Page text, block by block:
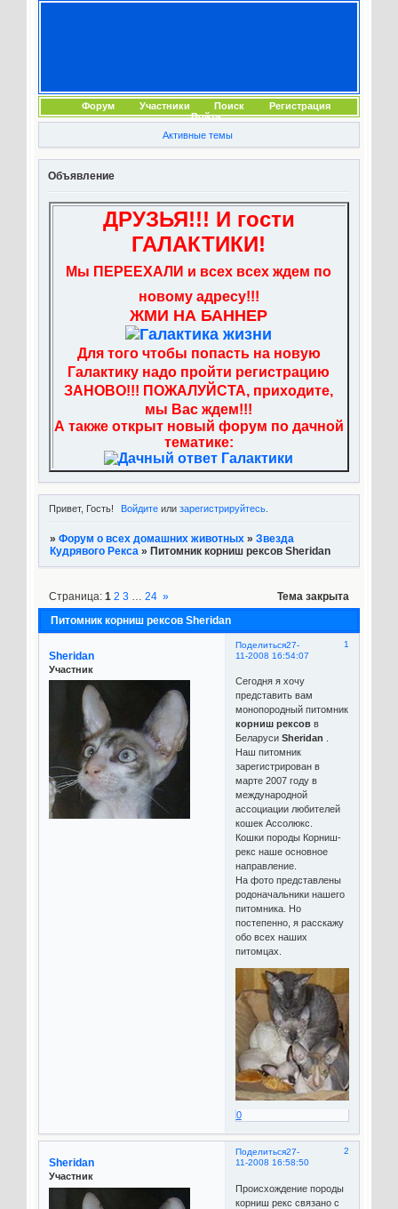
Форум Участники Поиск
Регистрация
Войти
Активные темы
Объявление
ДРУЗЬЯ!!! И гости
ГАЛАКТИКИ!
Мы ПЕРЕЕХАЛИ и всех всех ждем по
новому адресу!!!
ЖМИ НА БАННЕР
Для того чтобы попасть на новую
Галактику надо пройти регистрацию
ЗАНОВО!!! ПОЖАЛУЙСТА, приходите,
мы Вас ждем!!!
А также открыт новый форум по дачной
тематике:
Привет, Гость! Войдите илизарегистрируйтесь
» Форум о всех домашних животных » Звезда
Кудрявого Рекса » Питомник корниш рексов Sheridan
Питомник корниш рексов Sheridan
Страница: 1 2 3 … 24 » Тема закрыта
Поделиться 1
27-
11-2008 16:54:07
Sheridan
Участник
Сегодня я хочу
представить вам
монопородный питомник
корниш рексовв
Беларуси Sheridan
Наш питомник
зарегистрирован в
марте 2007 году в
международной
ассоциации любителей
кошек Ассолюкс.
Кошки породы Корниш-
рекс наше основное
направление.
На фото представлены
родоначальники нашего
питомника. Но
постепенно, я расскажу
обо всех наших
питомцах.
0
Поделиться 2
27-
11-2008 16:58:50
Sheridan
Участник
Происхождение породы
корниш рекс связано с